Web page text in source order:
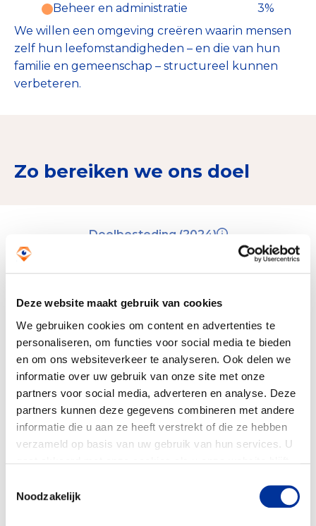
Deze website maakt gebruik van cookies
We gebruiken cookies om content en advertenties te
personaliseren, om functies voor social media te bieden
en om ons websiteverkeer te analyseren. Ook delen we
informatie over uw gebruik van onze site met onze
partners voor social media, adverteren en analyse. Deze
partners kunnen deze gegevens combineren met andere
informatie die u aan ze heeft verstrekt of die ze hebben
verzameld op basis van uw gebruik van hun services. U
Noodzakelijk
Beheer en administratie
3%
We willen een omgeving creëren waarin mensen
zelf hun leefomstandigheden – en die van hun
familie en gemeenschap – structureel kunnen
verbeteren.
Zo bereiken we ons doel
Doelbesteding (2024)